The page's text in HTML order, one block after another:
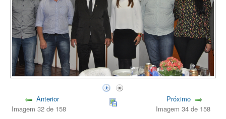
Anterior
Imagem 32 de 158
Próximo
Imagem 34 de 158